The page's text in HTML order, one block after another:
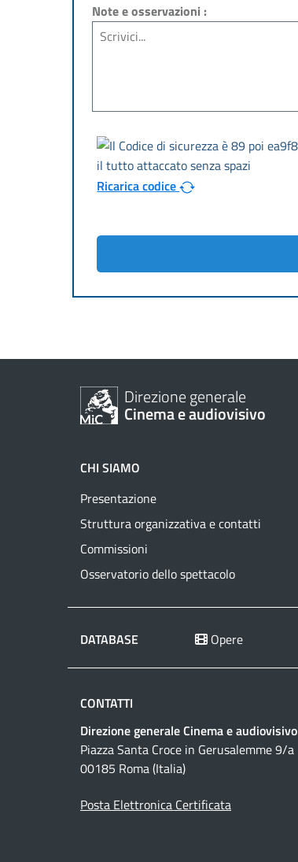
Note e osservazioni :
Ricarica codice
Direzione generale
Cinema e audiovisivo
CHI SIAMO
Presentazione
Struttura organizzativa e contatti
Commissioni
Osservatorio dello spettacolo
DATABASE Opere
CONTATTI
Direzione generale Cinema e audiovisivo
Piazza Santa Croce in Gerusalemme 9/a
00185 Roma (Italia)
Posta Elettronica Certificata